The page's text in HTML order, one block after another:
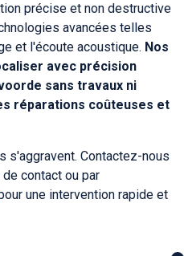
précise et non destructive
avancées telles
et l'écoute acoustique. Nos
avec précision
sans travaux ni
réparations coûteuses et
s'aggravent. Contactez-nous
contact ou par
une intervention rapide et